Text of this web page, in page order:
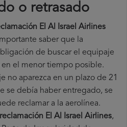
o retrasado
El Al Israel Airlines
saber que la
de buscar el equipaje
el menor tiempo posible.
no aparezca en un plazo de 21
se debía haber entregado, se
reclamar a la aerolínea.
reclamación El Al Israel Airlines,